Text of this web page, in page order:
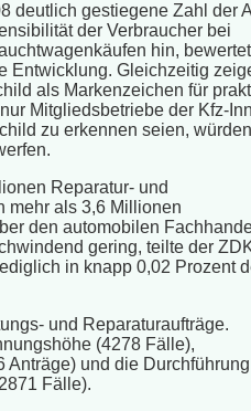
deutlich gestiegene Zahl der
der Verbraucher bei
hin,
Entwicklung. Gleichzeitig
als Markenzeichen für
Mitgliedsbetriebe der Kfz-
zu erkennen seien,
Reparatur- und
mehr als 3,6 Millionen
den automobilen
gering, teilte der
in knapp 0,02 Prozent
und Reparaturaufträge.
(4278 Fälle),
Anträge) und die
Fälle).